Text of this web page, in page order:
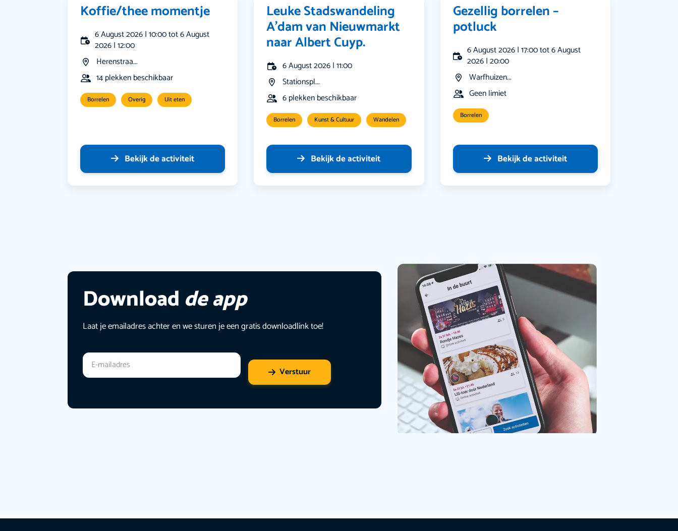
Koffie/thee momentje
6 August 2026 | 10:00 tot 6 August
2026 | 12:00
Herenstraa...
14 plekken beschikbaar
Borrelen Overig Uit eten
Bekijk de activiteit
Leuke Stadswandeling
A’dam van Nieuwmarkt
naar Albert Cuyp.
6 August 2026 | 11:00
Stationspl...
6 plekken beschikbaar
Borrelen Kunst & Cultuur Wandelen
Bekijk de activiteit
Gezellig borrelen –
potluck
6 August 2026 | 17:00 tot 6 August
2026 | 20:00
Warfhuizen...
Geen limiet
Borrelen
Bekijk de activiteit
Download de app
Laat je emailadres achter en we sturen je een gratis downloadlink toe!
Verstuur